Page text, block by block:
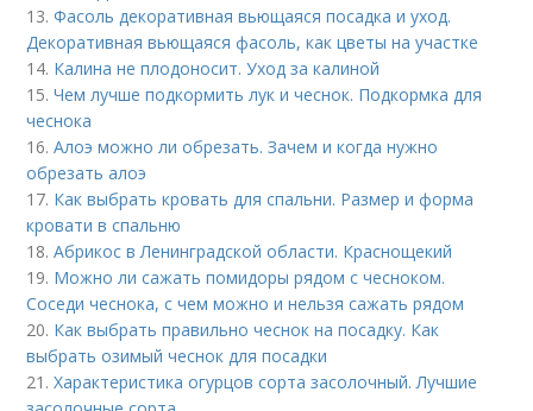
13.Фасоль декоративная вьющаяся посадка и уход.
Декоративная вьющаяся фасоль, как цветы на участке
14. Калина не плодоносит. Уход за калиной
15.Чем лучше подкормить лук и чеснок. Подкормка для
чеснока
16.Алоэ можно ли обрезать. Зачем и когда нужно
обрезать алоэ
17. Как выбрать кровать для спальни. Размер и форма
кровати в спальню
18.Абрикос в Ленинградской области. Краснощекий
19. Можно ли сажать помидоры рядом с чесноком.
Соседи чеснока, с чем можно и нельзя сажать рядом
20. Как выбрать правильно чеснок на посадку. Как
выбрать озимый чеснок для посадки
21.Характеристика огурцов сорта засолочный. Лучшие